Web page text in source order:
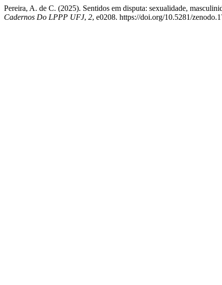
Pereira, A. de C. (2025). Sentidos em disputa: sexualidade,
Cadernos Do LPPP UFJ, 2, e0208. https://doi.org/10.5281/